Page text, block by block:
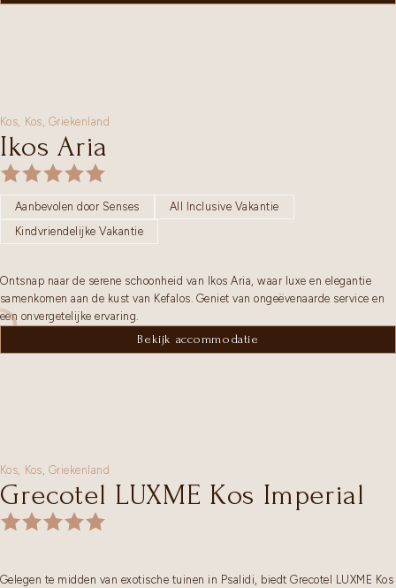
Kos, Kos Griekenland
Ikos Aria
Aanbevolen door Senses
All Inclusive Vakantie
Kindvriendelijke Vakantie
Ontsnap naar de serene schoonheid van Ikos Aria, waar luxe en elegantie
samenkomen aan de kust van Kefalos. Geniet van ongeëvenaarde service en
een onvergetelijke ervaring.
Bekijk accommodatie
Kos, Kos, Griekenland
Grecotel LUXME Kos Imperial
Gelegen te midden van exotische tuinen in Psalidi, biedt Grecotel LUXME Kos